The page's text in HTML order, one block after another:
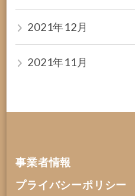
2021年12月
2021年11月
事業者情報
プライバシーポリシー